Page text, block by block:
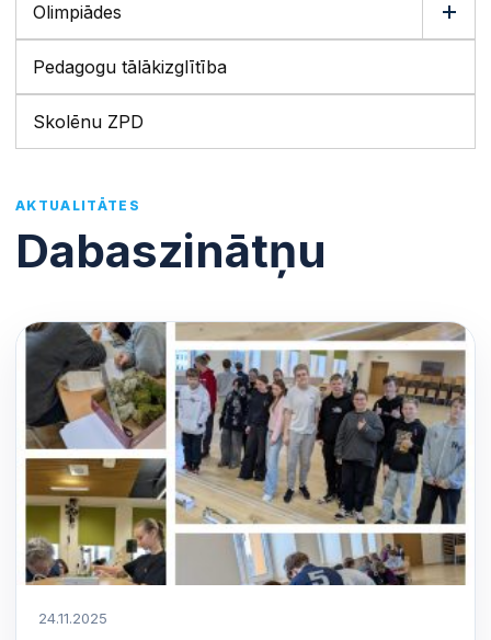
Olimpiādes
Pedagogu tālākizglītība
Skolēnu ZPD
AKTUALITĀTES
Dabaszinātņu
24.11.2025